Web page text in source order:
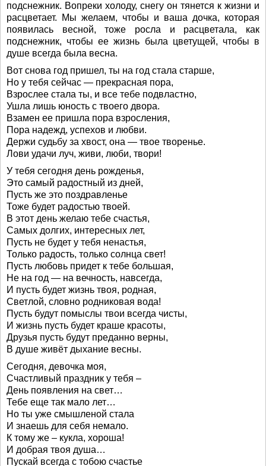
подснежник. Вопреки холоду, снегу он тянется к жизни и
расцветает. Мы желаем, чтобы и ваша дочка, которая
появилась весной, тоже росла и расцветала, как
подснежник, чтобы ее жизнь была цветущей, чтобы в
душе всегда была весна.
Вот снова год пришел, ты на год стала старше,
Hо у тебя сейчас — прекрасная пора,
Взрослее стала ты, и все тебе подвластно,
Ушла лишь юность с твоего двора.
Взамен ее пришла пора взросления,
Пора надежд, успехов и любви.
Держи судьбу за хвост, она — твое творенье.
Лови удачи луч, живи, люби, твори!
У тебя сегодня день рожденья,
Это самый радостный из дней,
Пусть же это поздравленье
Тоже будет радостью твоей.
В этот день желаю тебе счастья,
Самых долгих, интересных лет,
Пусть не будет у тебя ненастья,
Только радость, только солнца свет!
Пусть любовь придет к тебе большая,
Не на год — на вечность, навсегда,
И пусть будет жизнь твоя, родная,
Светлой, словно родниковая вода!
Пусть будут помыслы твои всегда чисты,
И жизнь пусть будет краше красоты,
Друзья пусть будут преданно верны,
В душе живёт дыхание весны.
Сегодня, девочка моя,
Счастливый праздник у тебя –
День появления на свет…
Тебе еще так мало лет…
Но ты уже смышленой стала
И знаешь для себя немало.
К тому же – кукла, хороша!
И добрая твоя душа…
Пускай всегда с тобою счастье